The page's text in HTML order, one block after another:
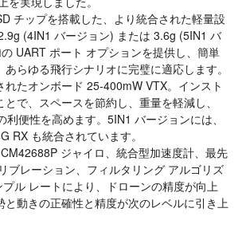
チップを搭載した、より統合された軽量設
(4IN1 バージョン) または 3.6g (5IN1 バ
UART ポート オプションを提供し、簡単
らゆる飛行シナリオに完璧に適応します。
れたオンボード 25-400mW VTX。インスト
で、スペースを節約し、重量を軽減し、
便性を高めます。5IN1 バージョンには、
RX も統合されています。
ジャイロ、統合型加速度計、最先
ブレーション、フィルタリング アルゴリズ
ル レートにより、ドローンの精度が向上
と動きの正確性と精度が次のレベルに引き上